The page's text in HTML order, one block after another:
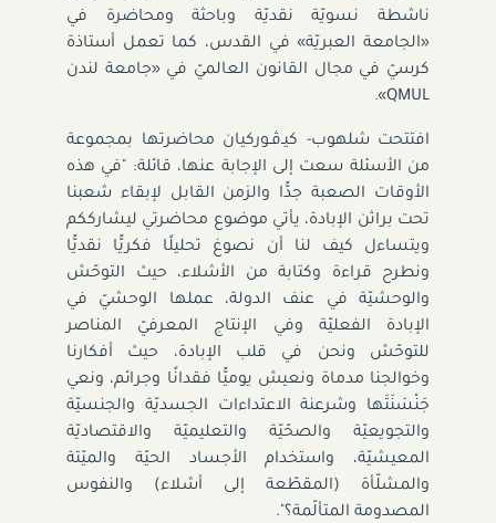
ناشطة نسويّة نقديّة وباحثة ومحاضرة في
«الجامعة العبريّة» في القدس، كما تعمل أستاذة
كرسيّ في مجال القانون العالميّ في «جامعة لندن
QMUL
».
افتتحت شلهوب- كيـﭬـوركيان محاضرتها بمجموعة
من الأسئلة سعت إلى الإجابة عنها، قائلة: "في هذه
الأوقات الصعبة جدًّا والزمن القابل لإبقاء شعبنا
تحت براثن الإبادة، يأتي موضوع محاضرتي ليشارككم
ويتساءل كيف لنا أن نصوغ تحليلًا فكريًّا نقديًّا
ونطرح قراءة وكتابة من الأشلاء، حيث التوحّش
والوحشيّة في عنف الدولة، عملها الوحشيّ في
الإبادة الفعليّة وفي الإنتاج المعرفيّ المناصر
للتوحّش ونحن في قلب الإبادة، حيث أفكارنا
وخوالجنا مدماة ونعيش يوميًّا فقدانًا وجرائم، ونعي
جَنْسَنَتَها وشرعنة الاعتداءات الجسديّة والجنسيّة
والتجويعيّة والصحّيّة والتعليميّة والاقتصاديّة
المعيشيّة، واستخدام الأجساد الحيّة والميّتة
والمشلّأة (المقطّعة إلى أشلاء) والنفوس
المصدومة المتألّمة؟".